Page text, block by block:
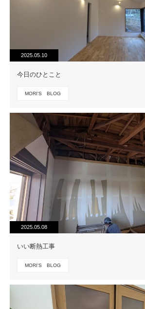
2025.05.10
今日のひとこと
MORI'S BLOG
2025.05.08
いい断熱工事
MORI'S BLOG